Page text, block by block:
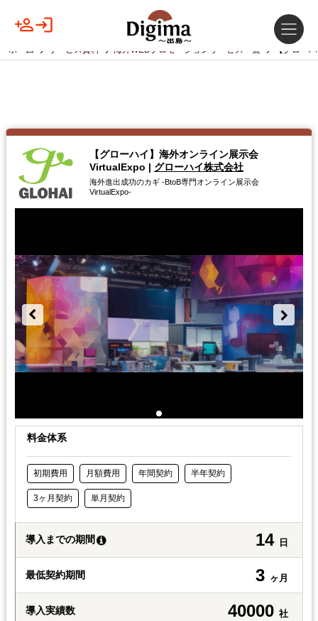
ホーム サービス資料 海外WEBプロモーションサービス一覧 【グロー
【グローハイ】海外オンライン展示会
VirtualExpo | グローハイ株式会社
海外進出成功のカギ -BtoB専門オンライン展示会
VirtualExpo-
料金体系
初期費用 月額費用 年間契約 半年契約
3ヶ月契約 単月契約
導入までの期間 14 日
最低契約期間 3 ヶ月
導入実績数 40000 社